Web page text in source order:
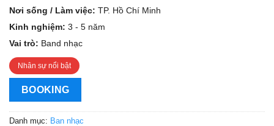
Nơi sống / Làm việc: TP. Hồ Chí Minh
Kinh nghiệm: 3 - 5 năm
Vai trò: Band nhạc
Nhân sự nổi bật
BOOKING
Danh mục: Ban nhạc